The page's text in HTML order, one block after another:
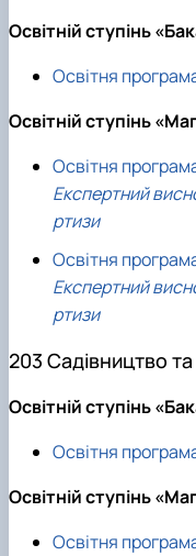
Освітній ступінь
Освітня
Освітній ступінь
Освітня
Експертний
ртизи
Освітня
Експертний
ртизи
203 Садівництво
Освітній ступінь
Освітня
Освітній ступінь
Освітня